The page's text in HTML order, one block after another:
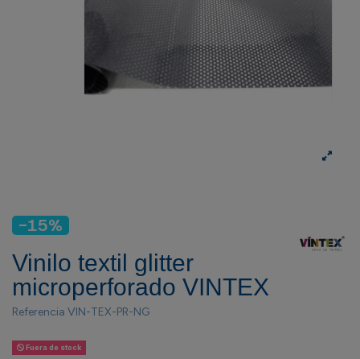
-15%
Vinilo textil glitter
microperforado VINTEX
Referencia VIN-TEX-PR-NG
Fuera de stock